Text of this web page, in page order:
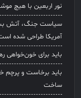
نور اربعین با هیچ
سیاست جنگ، آتش
آمریکا طراحی شده
باید برای خون‌خواهی
باید برخاست و پرچم
ساخت